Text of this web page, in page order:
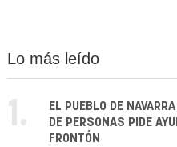
Lo más leído
1.
EL PUEBLO DE
DE PERSONAS PIDE
FRONTÓN